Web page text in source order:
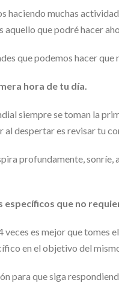
haciendo muchas
aquello que podré hacer
que podemos hacer
hora de tu día.
siempre se toman la
al despertar es revisar tu
profundamente,
específicos que no
veces es mejor que
en el objetivo del
para que siga